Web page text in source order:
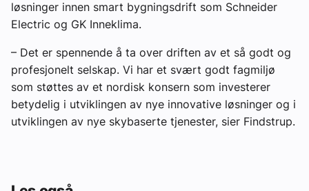
løsninger innen smart bygningsdrift som Schneider
Electric og GK Inneklima.
– Det er spennende å ta over driften av et så godt og
profesjonelt selskap. Vi har et svært godt fagmiljø
som støttes av et nordisk konsern som investerer
betydelig i utviklingen av nye innovative løsninger og i
utviklingen av nye skybaserte tjenester, sier Findstrup.